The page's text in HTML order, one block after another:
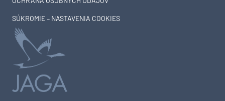
SÚKROMIE – NASTAVENIA COOKIES